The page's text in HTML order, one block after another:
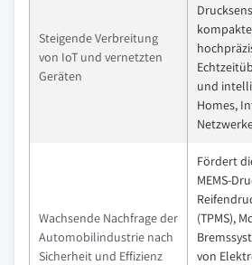
Steigende Verbreitung
von IoT und vernetzten
Geräten
und
Homes,
Wachsende Nachfrage der
Automobilindustrie nach
Sicherheit und Effizienz
Fördert
MEMS-
(TPMS),
von